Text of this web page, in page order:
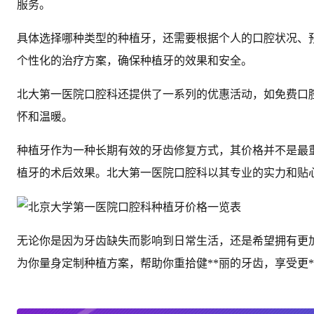
服务。
具体选择哪种类型的种植牙，还需要根据个人的口腔状况
个性化的治疗方案，确保种植牙的效果和安全。
北大第一医院口腔科还提供了一系列的优惠活动，如免费
怀和温暖。
种植牙作为一种长期有效的牙齿修复方式，其价格并不是
植牙的术后效果。北大第一医院口腔科以其专业的实力和
无论你是因为牙齿缺失而影响到日常生活，还是希望拥有
为你量身定制种植方案，帮助你重拾健**丽的牙齿，享受更